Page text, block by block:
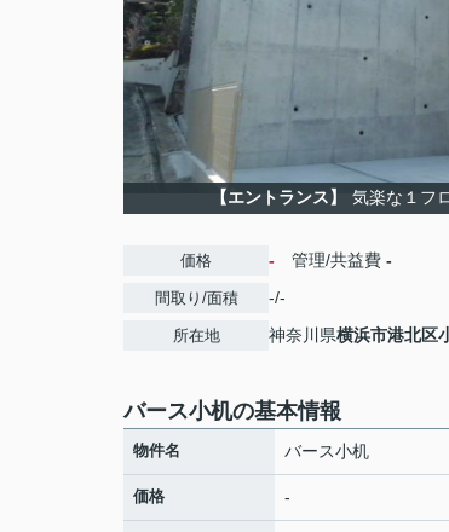
【エントランス】 気楽な１フ
価格 - 管理/共益費 -
間取り/面積 -/-
所在地 神奈川県横浜市港北区
バース小机の基本情報
物件名 バース小机
価格 -